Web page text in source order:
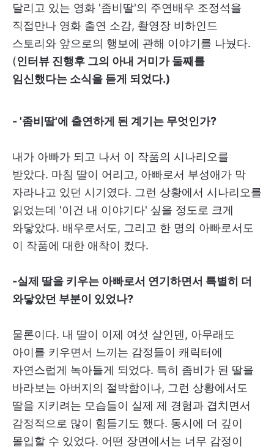
달리고 있는 영화 '좀비딸'의 주연배우 조정석을
직접만나 영화 출연 소감, 촬영장 비하인드
스토리와 앞으로의 행보에 관해 이야기를 나눴다.
(인터뷰 진행후 그의 아내 거미가 둘째를
임신했다는 소식을 듣게 되었다.)
- '좀비딸'에 출연하게 된 계기는 무엇인가?
내가 아빠가 되고 나서 이 작품의 시나리오를
받았다. 마침 딸이 어리고, 아빠로서 부성애가 막
자라나고 있던 시기였다. 그런 상황에서 시나리오를
읽었는데 '이건 내 이야기다' 싶을 정도로 크게
와닿았다. 배우로서도, 그리고 한 명의 아빠로서도
이 작품에 대한 애착이 컸다.
-실제 딸을 키우는 아빠로서 연기하면서 특별히 더
와닿았던 부분이 있었나?
물론이다. 내 딸이 이제 여섯 살인덴, 아무래도
아이를 키우면서 느끼는 감정들이 캐릭터에
자연스럽게 녹아들게 되었다. 특히 좀비가 된 딸을
바라보는 아버지의 절박함이나, 그런 상황에서도
딸을 지키려는 모습들이 실제 제 경험과 겹치면서
감정적으로 많이 힘들기도 했다. 동시에 더 깊이
몰입할 수 있었다. 어떤 장면에서는 너무 감정이